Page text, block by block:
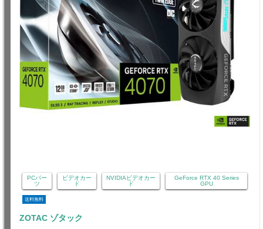
PCパー
ツ
ビデオカー
ド
NVIDIAビデオカー
ド
GeForce RTX 40 Series
GPU
送料無料
ZOTAC ゾタック